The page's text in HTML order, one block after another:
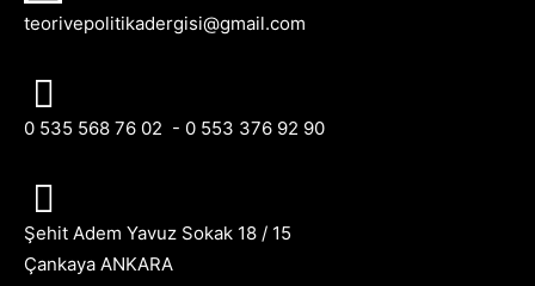
teorivepolitikadergisi@gmail.com
0 535 568 76 02 - 0 553 376 92 90
Şehit Adem Yavuz Sokak 18 / 15
Çankaya ANKARA